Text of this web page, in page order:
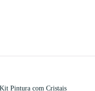
Pintura com Cristais